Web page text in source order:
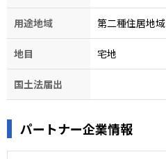
用途地域 第二種住居地域
地目 宅地
国土法届出
パートナー企業情報